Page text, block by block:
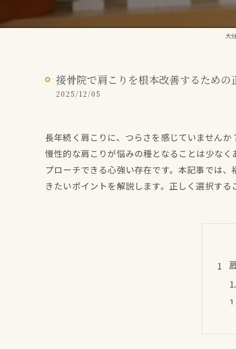
大
接骨院で肩こりを根本改善するため
2025/12/05
長年続く肩こりに、つらさを感じていません
慢性的な肩こりが悩みの種となることは少な
プローチできる心強い存在です。本記事では
きたいポイントを解説します。正しく選択す